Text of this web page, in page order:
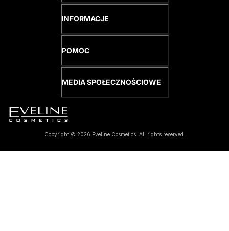
INFORMACJE
POMOC
MEDIA SPOŁECZNOŚCIOWE
Copyright © 2026 Eveline Cosmetics. All rights reserved.